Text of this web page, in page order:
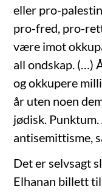
eller pro-
pro-fred, pro-
være imot
all ondskap. (…)
og okkupere
år uten noen
jødisk.
antisemittisme,
Det er selvsagt
Elhanan billett